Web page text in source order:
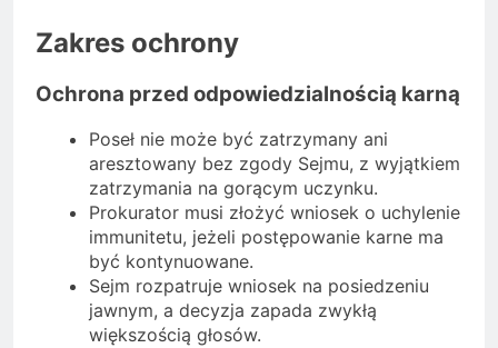
Zakres ochrony
Ochrona przed odpowiedzialnością karną
Poseł nie może być zatrzymany ani
aresztowany bez zgody Sejmu, z wyjątkiem
zatrzymania na gorącym uczynku.
Prokurator musi złożyć wniosek o uchylenie
immunitetu, jeżeli postępowanie karne ma
być kontynuowane.
Sejm rozpatruje wniosek na posiedzeniu
jawnym, a decyzja zapada zwykłą
większością głosów.